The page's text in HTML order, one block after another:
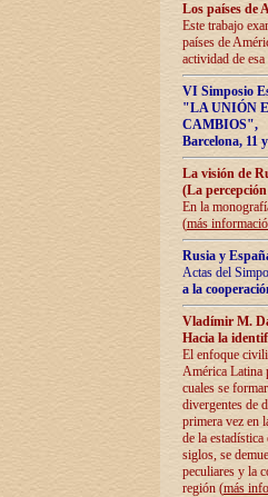
Los países de
Este trabajo
países de
actividad de
VI Simposio
"LA UNIÓN
CAMBIOS",
Barcelona, 11
La visión de
(La
En la
(más
Rusia y
Actas del
a la
Vladímir M.
Hacia la
El enfoque
América Latina
cuales se
divergentes de
primera vez en
de la
siglos, se
peculiares y la
región (más